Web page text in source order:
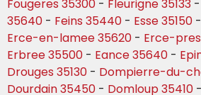
Fougeres 35300 - Fleurigne 35133 -
35640 - Feins 35440 - Esse 35150 -
Erce-en-lamee 35620 - Erce-
Erbree 35500 - Eance 35640 -
Drouges 35130 - Dompierre-du-
Dourdain 35450 - Domloup 35410 -